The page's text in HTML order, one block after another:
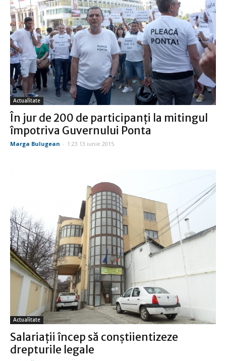
Actualitate
În jur de 200 de participanţi la mitingul
împotriva Guvernului Ponta
Marga Bulugean - 1:23 13 iunie 2015
Actualitate
Salariaţii încep să conştiientizeze
drepturile legale